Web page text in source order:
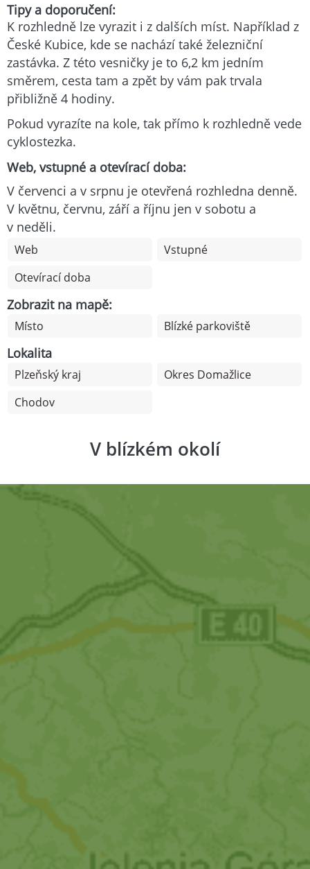
Tipy a doporučení:
K rozhledně lze vyrazit i z dalších míst. Například z
České Kubice, kde se nachází také železniční
zastávka. Z této vesničky je to 6,2 km jedním
směrem, cesta tam a zpět by vám pak trvala
přibližně 4 hodiny.
Pokud vyrazíte na kole, tak přímo k rozhledně vede
cyklostezka.
Web, vstupné a otevírací doba:
V červenci a v srpnu je otevřená rozhledna denně.
V květnu, červnu, září a říjnu jen v sobotu a
v neděli.
Web
Vstupné
Otevírací doba
Zobrazit na mapě:
Místo Blízké parkoviště
Lokalita
Plzeňský kraj
Okres Domažlice
Chodov
V blízkém okolí